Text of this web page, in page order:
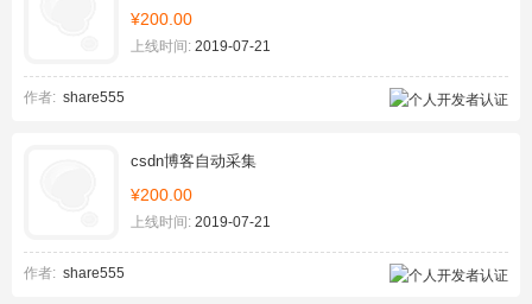
¥200.00
上线时间: 2019-07-21
作者: share555
csdn博客自动采集
¥200.00
上线时间: 2019-07-21
作者: share555